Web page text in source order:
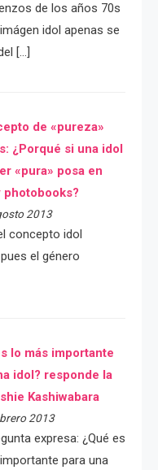
de los años 70s
idol apenas se
[…]
de «pureza»
¿Porqué si una idol
«pura» posa en
photobooks?
2013
concepto idol
el género
lo más importante
idol? responde la
Kashiwabara
2013
expresa: ¿Qué es
para una